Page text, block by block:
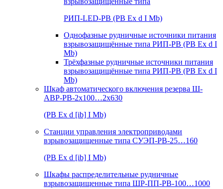
РИП-LED-РВ (РВ Ex d I Mb)
Однофазные рудничные источники питания
взрывозащищённые типа РИП-РВ (РВ Ex d I
Mb)
Трёхфазные рудничные источники питания
взрывозащищённые типа РИП-РВ (РВ Ex d I
Mb)
Шкаф автоматического включения резерва Ш-
АВР-РВ-2х100…2х630
(РВ Ex d [ib] I Mb)
Станции управления электроприводами
взрывозащищенные типа СУЭП-РВ-25…160
(РВ Ex d [ib] I Mb)
Шкафы распределительные рудничные
взрывозащищенные типа ШР-ПП-РВ-100…1000